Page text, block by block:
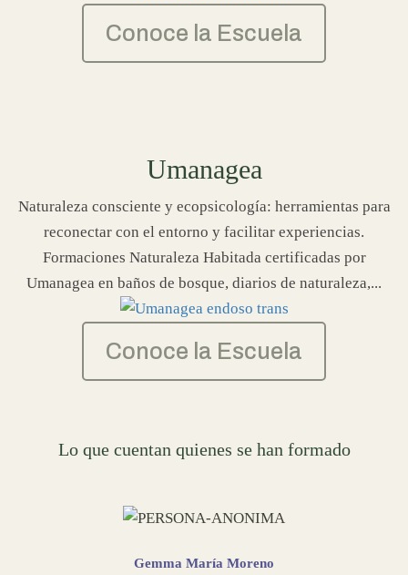
Conoce la Escuela
Umanagea
Naturaleza consciente y ecopsicología: herramientas para
reconectar con el entorno y facilitar experiencias.
Formaciones Naturaleza Habitada certificadas por
Umanagea en baños de bosque, diarios de naturaleza,...
Conoce la Escuela
Lo que cuentan quienes se han formado
Gemma María Moreno